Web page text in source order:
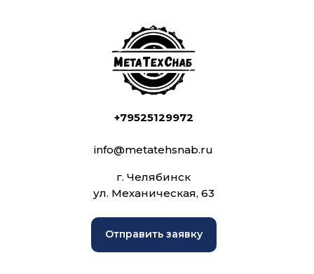
+79525129972
info@metatehsnab.ru
г. Челябинск
ул. Механическая, 63
Отправить заявку